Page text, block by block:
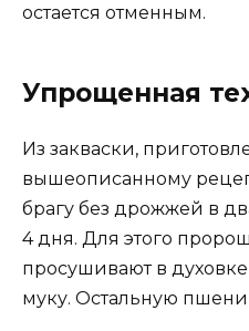
остается отменным.
Упрощенная
Из закваски,
вышеописанному
брагу без дрожжей в
4 дня. Для этого
просушивают в
муку. Остальную